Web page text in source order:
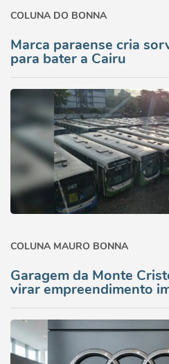
COLUNA DO BONNA
Marca paraense cria
para bater a Cairu
COLUNA MAURO BONNA
Garagem da Monte
virar empreendimento